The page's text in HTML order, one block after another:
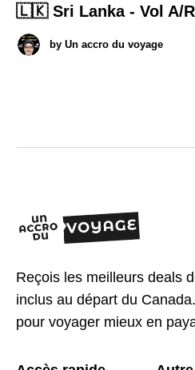
🇱🇰 Sri Lanka - Vol A/R
by Un accro du voyage
Reçois les meilleurs deals
inclus au départ du
pour voyager mieux en